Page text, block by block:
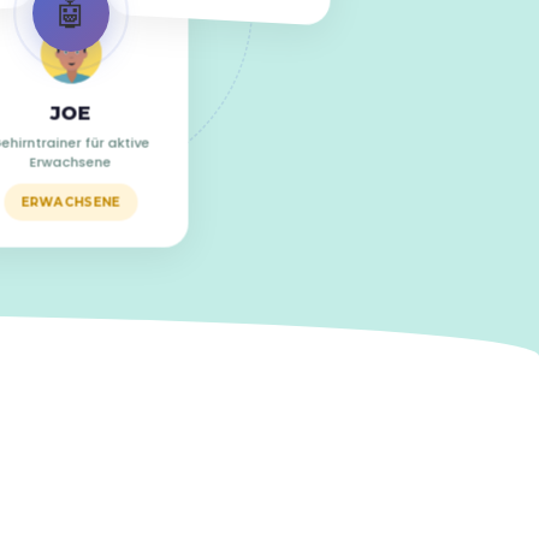
JOE
für aktive
Erwachsene
ERWACHSENE
🤖